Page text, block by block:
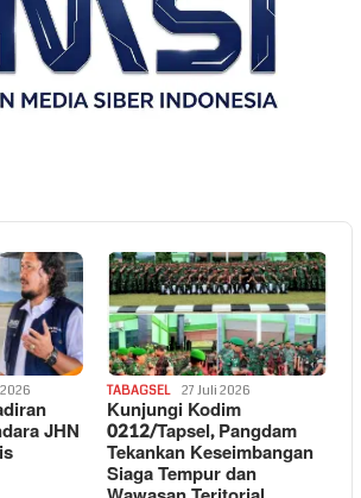
JHN
TABAGSEL 27 Juli 2026
Kunjungi Kodim
0212/Tapsel, Pangdam
Tekankan Keseimbangan
Siaga Tempur dan